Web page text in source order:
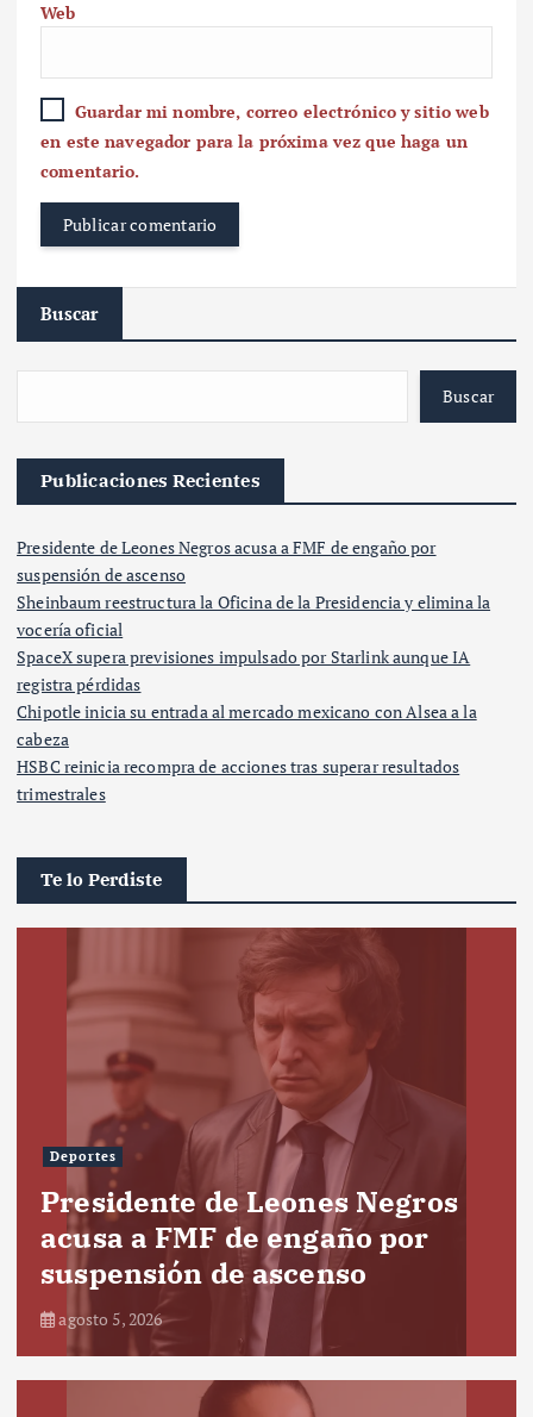
Web
Guardar mi nombre, correo electrónico y sitio web
en este navegador para la próxima vez que haga un
comentario.
Buscar
Buscar
Publicaciones Recientes
Presidente de Leones Negros acusa a FMF de engaño por
suspensión de ascenso
Sheinbaum reestructura la Oficina de la Presidencia y elimina la
vocería oficial
SpaceX supera previsiones impulsado por Starlink aunque IA
registra pérdidas
Chipotle inicia su entrada al mercado mexicano con Alsea a la
cabeza
HSBC reinicia recompra de acciones tras superar resultados
trimestrales
Te lo Perdiste
Deportes
Presidente de Leones Negros
acusa a FMF de engaño por
suspensión de ascenso
agosto 5, 2026